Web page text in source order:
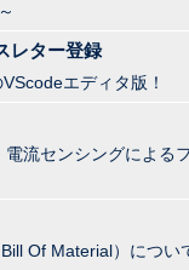
レター登録
エディタ版！
流センシングによる
Of Material）につい